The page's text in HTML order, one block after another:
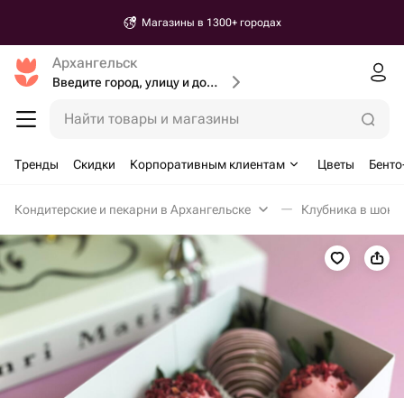
Магазины в 1300+ городах
Архангельск
Введите город, улицу и дом доставки
Найти товары и магазины
Тренды Скидки Корпоративным клиентам Цветы
Кондитерские и пекарни в Архангельске Клубника в